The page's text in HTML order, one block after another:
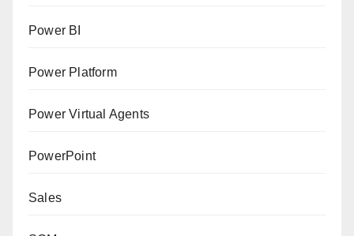
Power BI
Power Platform
Power Virtual Agents
PowerPoint
Sales